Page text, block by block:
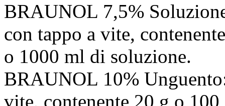
BRAUNOL 7,5%
con tappo a vite,
o 1000 ml di soluzione.
BRAUNOL 10%
vite, contenente 20 g o